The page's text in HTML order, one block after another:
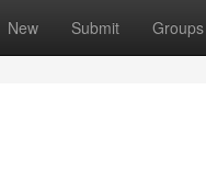
New Submit Groups